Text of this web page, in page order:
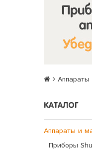
КАТАЛОГ
Аппараты и
Приборы